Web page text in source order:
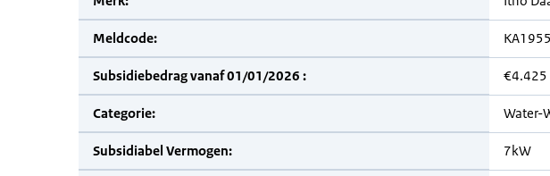
Meldcode:
Subsidiebedrag vanaf 01/01/2026 : €4.425
Categorie: Water-
Subsidiabel Vermogen: 7kW